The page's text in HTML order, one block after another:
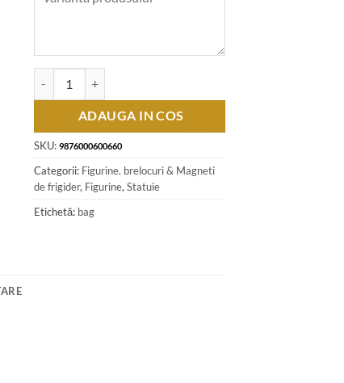
ADAUGA IN COS
SKU: 9876000600660
Categorii: Figurine. brelocuri & Magneti
de frigider, Figurine,Statuie
Etichetă: bag